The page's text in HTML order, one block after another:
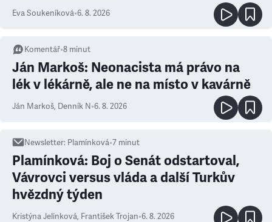
Eva Soukeníková•6. 8. 2026
Komentář•8 minut
Ján Markoš: Neonacista má právo na
lék v lékárně, ale ne na místo v kavárně
Ján Markoš, Denník N•6. 8. 2026
Newsletter: Plamínková•7 minut
Plamínková: Boj o Senát odstartoval,
Vávrovci versus vláda a další Turkův
hvězdný týden
Kristýna Jelínková, František Trojan•6. 8. 2026